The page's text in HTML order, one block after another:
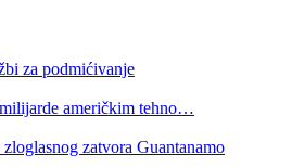
za podmićivanje
američkim tehno…
zatvora Guantanamo